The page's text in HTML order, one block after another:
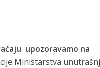
upozoravamo na
Ministarstva